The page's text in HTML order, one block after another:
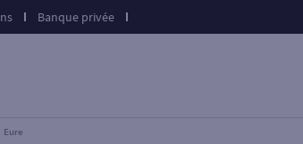
Banque privée
Eure